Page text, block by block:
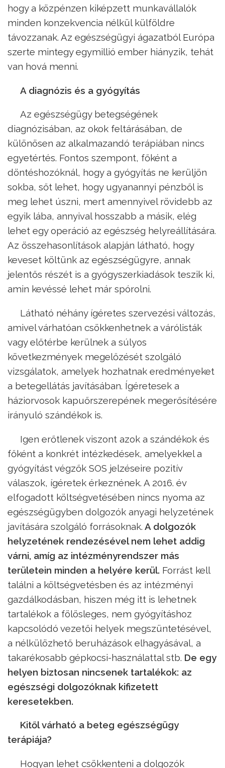
hogy a közpénzen kiképzett munkavállalók
minden konzekvencia nélkül külföldre
távozzanak. Az egészségügyi ágazatból Európa
szerte mintegy egymillió ember hiányzik, tehát
van hová menni.
A diagnózis és a gyógyítás
Az egészségügy betegségének
diagnózisában, az okok feltárásában, de
különösen az alkalmazandó terápiában nincs
egyetértés. Fontos szempont, főként a
döntéshozóknál, hogy a gyógyítás ne kerüljön
sokba, sőt lehet, hogy ugyanannyi pénzből is
meg lehet úszni, mert amennyivel rövidebb az
egyik lába, annyival hosszabb a másik, elég
lehet egy operáció az egészség helyreállítására.
Az összehasonlítások alapján látható, hogy
keveset költünk az egészségügyre, annak
jelentős részét is a gyógyszerkiadások teszik ki,
amin kevéssé lehet már spórolni.
Látható néhány ígéretes szervezési változás,
amivel várhatóan csökkenhetnek a várólisták
vagy előtérbe kerülnek a súlyos
következmények megelőzését szolgáló
vizsgálatok, amelyek hozhatnak eredményeket
a betegellátás javításában. Ígéretesek a
háziorvosok kapuőrszerepének megerősítésére
irányuló szándékok is.
Igen erőtlenek viszont azok a szándékok és
főként a konkrét intézkedések, amelyekkel a
gyógyítást végzők SOS jelzéseire pozitív
válaszok, ígéretek érkeznének. A 2016. év
elfogadott költségvetésében nincs nyoma az
egészségügyben dolgozók anyagi helyzetének
javítására szolgáló forrásoknak. A dolgozók
helyzetének rendezésével nem lehet addig
várni, amíg az intézményrendszer más
területein minden a helyére kerül. Forrást kell
találni a költségvetésben és az intézményi
gazdálkodásban, hiszen még itt is lehetnek
tartalékok a fölösleges, nem gyógyításhoz
kapcsolódó vezetői helyek megszüntetésével,
a nélkülözhető beruházások elhagyásával, a
takarékosabb gépkocsi-használattal stb. De egy
helyen biztosan nincsenek tartalékok: az
egészségi dolgozóknak kifizetett
keresetekben.
Kitől várható a beteg egészségügy
terápiája?
Hogyan lehet csökkenteni a dolgozók